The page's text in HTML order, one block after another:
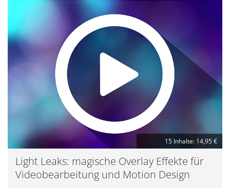
15 Inhalte: 14,95 €
Light Leaks: magische Overlay Effekte für
Videobearbeitung und Motion Design